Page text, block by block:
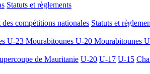
Statuts et règlements
des compétitions nationales Statuts et
U-23 Mourabitounes U-20 Mourabitounes
de Mauritanie U-20 U-17 U-15